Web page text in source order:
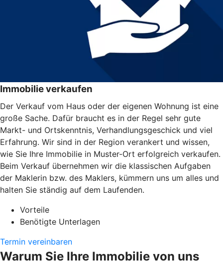
Immobilie verkaufen
Der Verkauf vom Haus oder der eigenen Wohnung ist eine
große Sache. Dafür braucht es in der Regel sehr gute
Markt- und Ortskenntnis, Verhandlungsgeschick und viel
Erfahrung. Wir sind in der Region verankert und wissen,
wie Sie Ihre Immobilie in Muster-Ort erfolgreich verkaufen.
Beim Verkauf übernehmen wir die klassischen Aufgaben
der Maklerin bzw. des Maklers, kümmern uns um alles und
halten Sie ständig auf dem Laufenden.
Vorteile
Benötigte Unterlagen
Termin vereinbaren
Warum Sie Ihre Immobilie von uns